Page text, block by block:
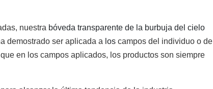
nuestra bóveda transparente de la burbuja del cielo
demostrado ser aplicada a los campos del individuo o de
en los campos aplicados, los productos son siempre